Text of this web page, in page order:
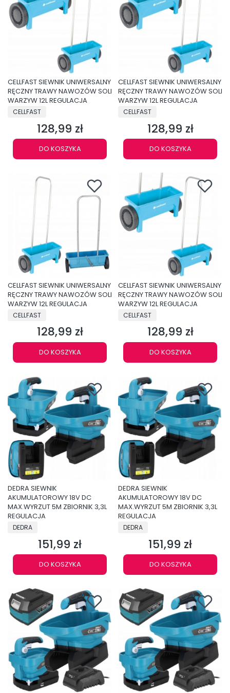
CELLFAST SIEWNIK UNIWERSALNY
RĘCZNY TRAWY NAWOZÓW SOLI
WARZYW 12L REGULACJA
PRODUCENT
CELLFAST
Cena
128,99 zł
DO KOSZYKA
CELLFAST SIEWNIK UNIWERSALNY
RĘCZNY TRAWY NAWOZÓW SOLI
WARZYW 12L REGULACJA
PRODUCENT
CELLFAST
Cena
128,99 zł
DO KOSZYKA
CELLFAST SIEWNIK UNIWERSALNY
RĘCZNY TRAWY NAWOZÓW SOLI
WARZYW 12L REGULACJA
PRODUCENT
CELLFAST
Cena
128,99 zł
DO KOSZYKA
CELLFAST SIEWNIK UNIWERSALNY
RĘCZNY TRAWY NAWOZÓW SOLI
WARZYW 12L REGULACJA
PRODUCENT
CELLFAST
Cena
128,99 zł
DO KOSZYKA
DEDRA SIEWNIK
AKUMULATOROWY 18V DC
MAX.WYRZUT 5M ZBIORNIK 3,3L
REGULACJA
PRODUCENT
DEDRA
Cena
151,99 zł
DO KOSZYKA
DEDRA SIEWNIK
AKUMULATOROWY 18V DC
MAX.WYRZUT 5M ZBIORNIK 3,3L
REGULACJA
PRODUCENT
DEDRA
Cena
151,99 zł
DO KOSZYKA